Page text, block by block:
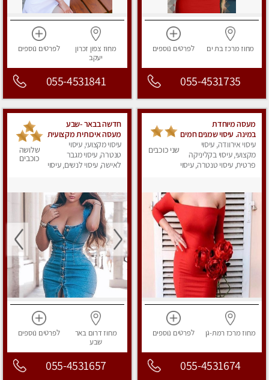
מחוז מרכז בת ים לפרטים נוספים
055-4531735
מחוז צפון זכרון
יעקב
לפרטים נוספים
055-4531841
מעסה מיוחדת
במינה. עיסוי שמנים חמים
עיסוי אירוודה, עיסוי
מקצועי, עיסוי בקליניקה
פרטית, עיסוי טנטרה, עיסוי
שני כוכבים
מחוז מרכז רמת-גן לפרטים נוספים
055-4531674
חדשה בבאר -שבע
מעסה איכותית מקצועית
ומפנקת
עיסוי מקצועי, עיסוי
טנטרה, עיסוי מגבר
לאישה, עיסוי לנשים, עיסוי
שלושה
כוכבים
מחוז דרום באר
שבע
לפרטים נוספים
055-4531657